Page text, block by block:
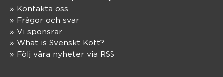
» Kontakta oss
» Frågor och svar
» Vi sponsrar
» What is Svenskt Kött?
» Följ våra nyheter via RSS